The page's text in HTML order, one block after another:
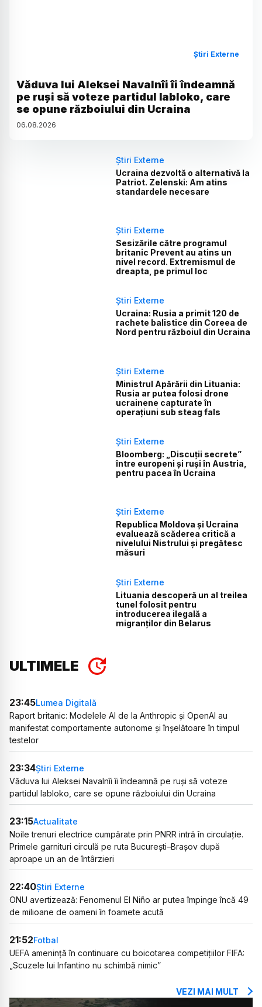
Știri Externe
Văduva lui Aleksei Navalnîi îi îndeamnă
pe ruși să voteze partidul Iabloko, care
se opune războiului din Ucraina
06.08.2026
Știri Externe
Ucraina dezvoltă o alternativă la
Patriot. Zelenski: Am atins
standardele necesare
Știri Externe
Sesizările către programul
britanic Prevent au atins un
nivel record. Extremismul de
dreapta, pe primul loc
Știri Externe
Ucraina: Rusia a primit 120 de
rachete balistice din Coreea de
Nord pentru războiul din Ucraina
Știri Externe
Ministrul Apărării din Lituania:
Rusia ar putea folosi drone
ucrainene capturate în
operațiuni sub steag fals
Știri Externe
Bloomberg: „Discuții secrete”
între europeni și ruși în Austria,
pentru pacea în Ucraina
Știri Externe
Republica Moldova și Ucraina
evaluează scăderea critică a
nivelului Nistrului și pregătesc
măsuri
Știri Externe
Lituania descoperă un al treilea
tunel folosit pentru
introducerea ilegală a
migranților din Belarus
ULTIMELE
23:45Lumea Digitală
Raport britanic: Modelele AI de la Anthropic și OpenAI au
manifestat comportamente autonome și înșelătoare în timpul
testelor
23:34Știri Externe
Văduva lui Aleksei Navalnîi îi îndeamnă pe ruși să voteze
partidul Iabloko, care se opune războiului din Ucraina
23:15Actualitate
Noile trenuri electrice cumpărate prin PNRR intră în circulație.
Primele garnituri circulă pe ruta București–Brașov după
aproape un an de întârzieri
22:40Știri Externe
ONU avertizează: Fenomenul El Niño ar putea împinge încă 49
de milioane de oameni în foamete acută
21:52Fotbal
UEFA amenință în continuare cu boicotarea competițiilor FIFA:
„Scuzele lui Infantino nu schimbă nimic”
VEZI MAI MULT